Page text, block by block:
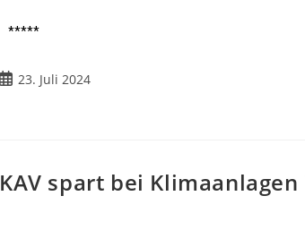
*****
23. Juli 2024
KAV spart bei